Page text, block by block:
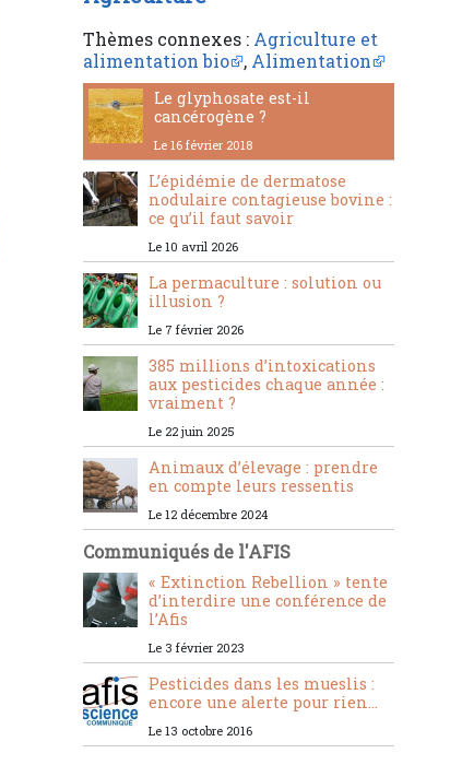
Thèmes connexes : Agriculture et
alimentation bio
, Alimentation
Le glyphosate est-il
cancérogène ?
Le 16 février 2018
L’épidémie de dermatose
nodulaire contagieuse bovine :
ce qu’il faut savoir
Le 10 avril 2026
La permaculture : solution ou
illusion ?
Le 7 février 2026
385 millions d’intoxications
aux pesticides chaque année :
vraiment ?
Le 22 juin 2025
Animaux d’élevage : prendre
en compte leurs ressentis
Le 12 décembre 2024
Communiqués de l'AFIS
« Extinction Rebellion » tente
d’interdire une conférence de
l’Afis
Le 3 février 2023
Pesticides dans les mueslis :
encore une alerte pour rien...
Le 13 octobre 2016